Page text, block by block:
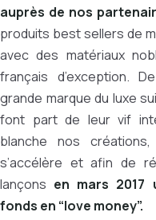
auprès de nos
produits best sellers de
avec des matériaux
français d’exception.
grande marque du luxe
font part de leur vif
blanche nos
s’accélère et afin de
lançons en mars 2017
fonds en “love money”.